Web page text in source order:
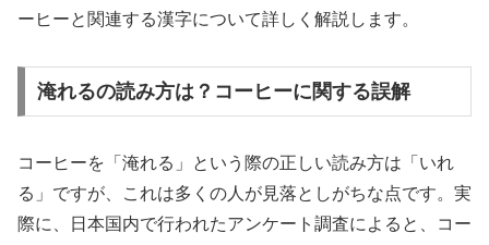
ーヒーと関連する漢字について詳しく解説します。
淹れるの読み方は？コーヒーに関する誤解
コーヒーを「淹れる」という際の正しい読み方は「いれ
る」ですが、これは多くの人が見落としがちな点です。実
際に、日本国内で行われたアンケート調査によると、コー